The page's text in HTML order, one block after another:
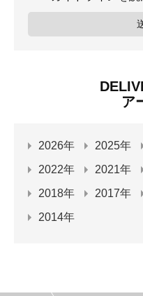
ア
2026年 2025年
2022年
2021年
2018年
2017年
2014年